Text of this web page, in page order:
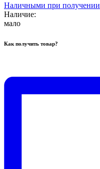
Наличными при получении
Наличие:
мало
Как получить товар?